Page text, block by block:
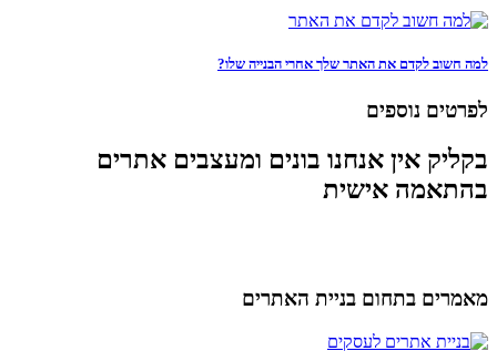
למה חשוב לקדם את האתר שלך אחרי הבנייה שלו?
לפרטים נוספים
בקליק אין אנחנו בונים ומעצבים אתרים
בהתאמה אישית
מאמרים בתחום בניית האתרים